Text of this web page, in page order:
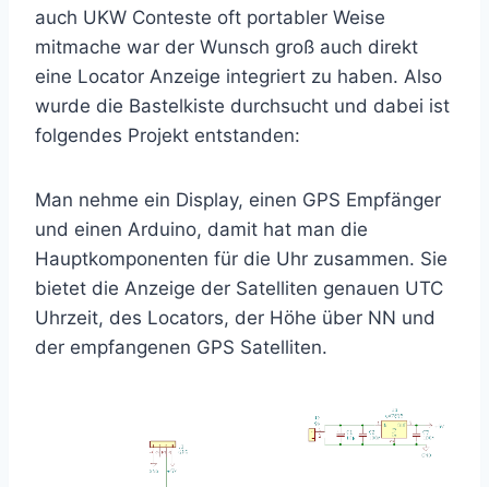
auch UKW Conteste oft portabler Weise
mitmache war der Wunsch groß auch direkt
eine Locator Anzeige integriert zu haben. Also
wurde die Bastelkiste durchsucht und dabei ist
folgendes Projekt entstanden:
Man nehme ein Display, einen GPS Empfänger
und einen Arduino, damit hat man die
Hauptkomponenten für die Uhr zusammen. Sie
bietet die Anzeige der Satelliten genauen UTC
Uhrzeit, des Locators, der Höhe über NN und
der empfangenen GPS Satelliten.